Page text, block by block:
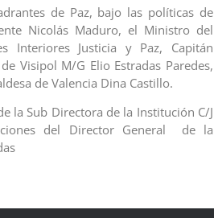
de Paz, bajo las políticas de
Nicolás Maduro, el Ministro del
Interiores Justicia y Paz, Capitán
Visipol M/G Elio Estradas Paredes,
de Valencia Dina Castillo.
la Sub Directora de la Institución C/J
del Director General de la